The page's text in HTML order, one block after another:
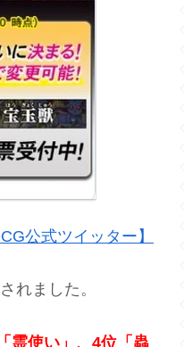
公式ツイッター】
れました。
霊使い」、4位「蟲